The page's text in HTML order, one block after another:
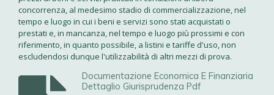
concorrenza, al medesimo stadio di commercializzazione, nel
tempo e luogo in cui i beni e servizi sono stati acquistati o
prestati e, in mancanza, nel tempo e luogo più prossimi e con
riferimento, in quanto possibile, a listini e tariffe d'uso, non
escludendosi dunque l'utilizzabilità di altri mezzi di prova.
Documentazione Economica E Finanziaria
Dettaglio Giurisprudenza Pdf